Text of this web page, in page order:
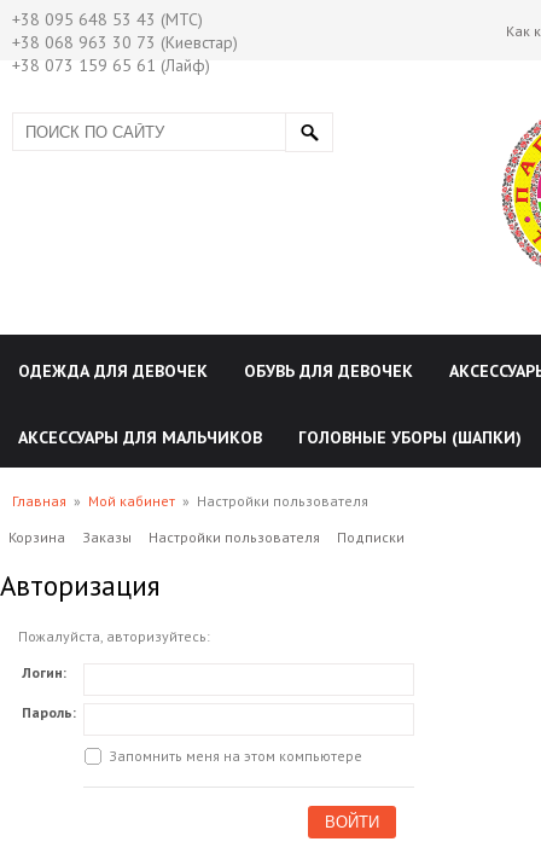
+38 095 648 53 43 (МТС)
+38 068 963 30 73 (Киевстар)
+38 073 159 65 61 (Лайф)
Как
ОДЕЖДА ДЛЯ ДЕВОЧЕК ОБУВЬ ДЛЯ ДЕВОЧЕК
АКСЕССУАРЫ ДЛЯ МАЛЬЧИКОВ ГОЛОВНЫЕ УБОРЫ (ШАПКИ)
Главная » Мой кабинет » Настройки пользователя
Корзина
Заказы Настройки пользователя Подписки
Авторизация
Пожалуйста, авторизуйтесь:
Логин:
Пароль:
Запомнить меня на этом компьютере
ВОЙТИ